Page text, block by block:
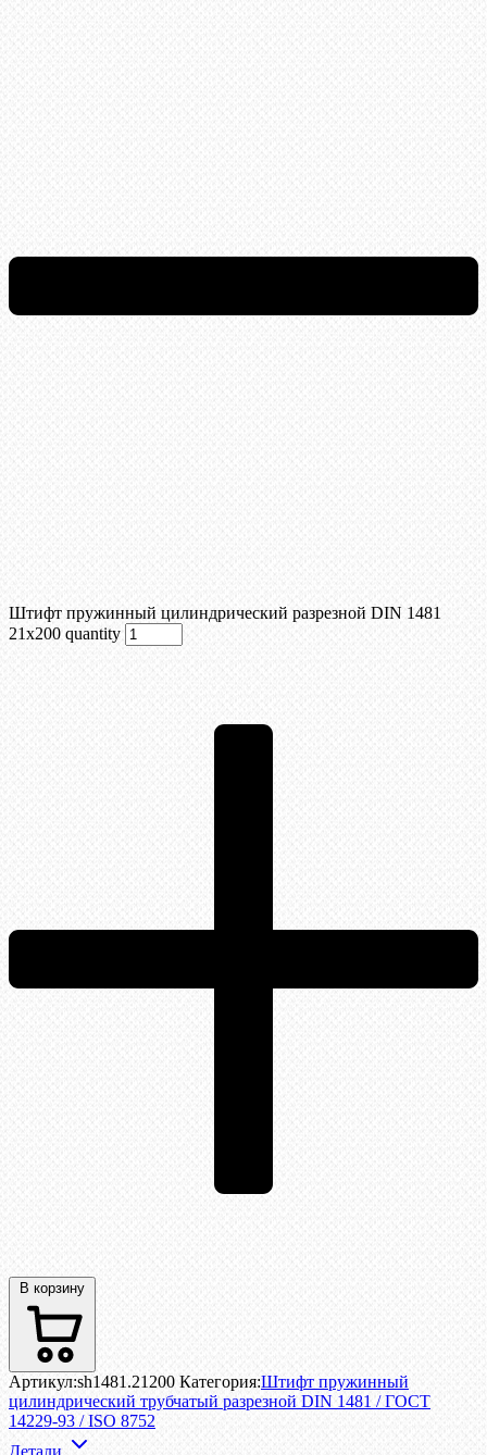
Штифт пружинный цилиндрический разрезной DIN 1481
21х200 quantity
В корзину
Артикул:sh1481.21200 Категория:Штифт пружинный
цилиндрический трубчатый разрезной DIN 1481 / ГОСТ
14229-93 / ISO 8752